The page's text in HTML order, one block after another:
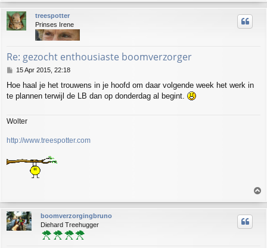
p
treespotter
Prinses Irene
Re: gezocht enthousiaste boomverzorger
P
s
15 Apr 2015, 22:18
Hoe haal je het trouwens in je hoofd om daar volgende week het werk in
te plannen terwijl de LB dan op donderdag al begint.
Wolter
http://www.treespotter.com
o
p
boomverzorgingbruno
Diehard Treehugger